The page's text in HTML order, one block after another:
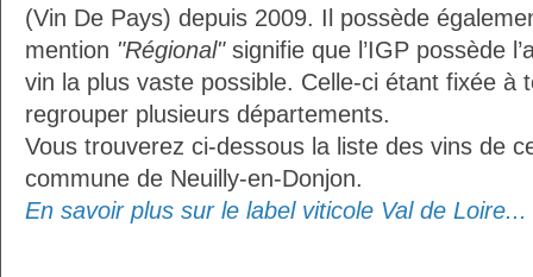
(Vin De Pays) depuis 2009. Il possède
mention "Régional"signifie que l’IGP possède
vin la plus vaste possible. Celle-ci étant fixée à
regrouper plusieurs départements.
Vous trouverez ci-dessous la liste des vins de
commune de Neuilly-en-Donjon.
En savoir plus sur le label viticole Val de Loire...